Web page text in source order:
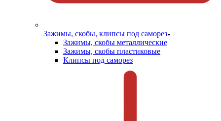
Зажимы, скобы, клипсы под саморез
Зажимы, скобы металлические
Зажимы, скобы пластиковые
Клипсы под саморез